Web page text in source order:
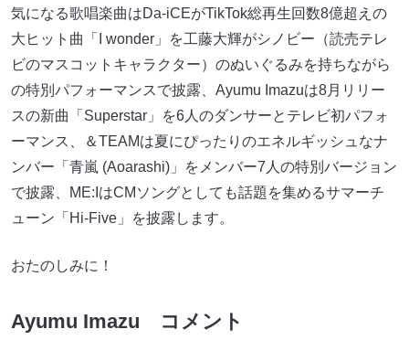
気になる歌唱楽曲はDa-iCEがTikTok総再生回数8億超えの
大ヒット曲「I wonder」を工藤大輝がシノビー（読売テレ
ビのマスコットキャラクター）のぬいぐるみを持ちながら
の特別パフォーマンスで披露、Ayumu Imazuは8月リリー
スの新曲「Superstar」を6人のダンサーとテレビ初パフォ
ーマンス、＆TEAMは夏にぴったりのエネルギッシュなナ
ンバー「青嵐 (Aoarashi)」をメンバー7人の特別バージョン
で披露、ME:IはCMソングとしても話題を集めるサマーチ
ューン「Hi-Five」を披露します。
おたのしみに！
Ayumu Imazu コメント